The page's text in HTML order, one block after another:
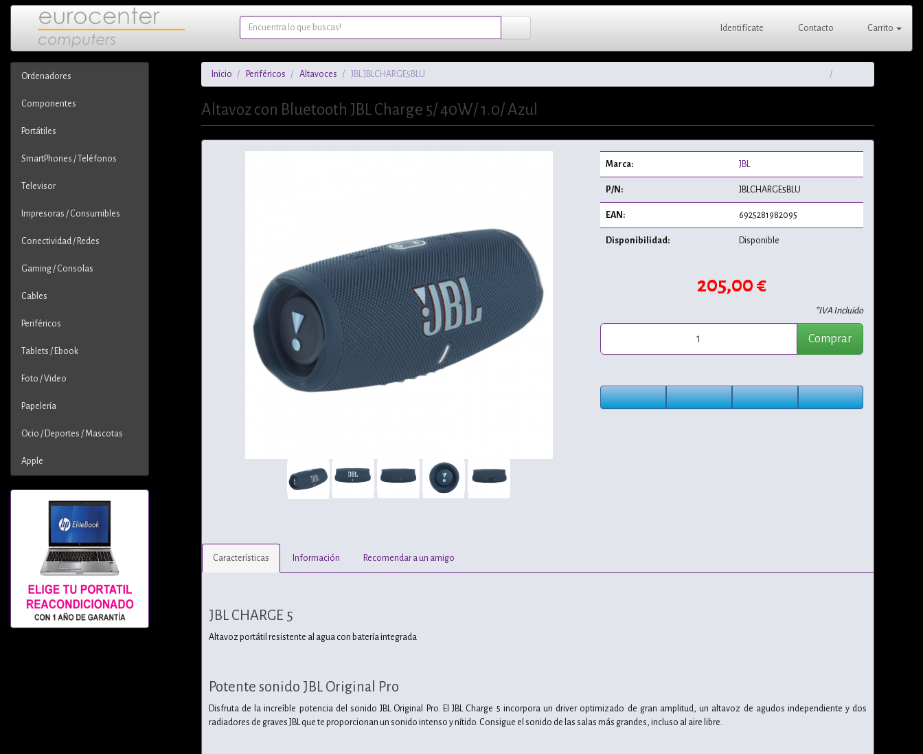
Identifícate Contacto Carrito
Ordenadores
Componentes
Portátiles
SmartPhones / Teléfonos
Televisor
Impresoras / Consumibles
Conectividad / Redes
Gaming / Consolas
Cables
Periféricos
Tablets / Ebook
Foto / Video
Papelería
Ocio / Deportes / Mascotas
Apple
Inicio Periféricos Altavoces JBL JBLCHARGE5BLU
Altavoz con Bluetooth JBL Charge 5/ 40W/ 1.0/ Azul
Marca: JBL
P/N: JBLCHARGE5BLU
EAN: 6925281982095
Disponibilidad: Disponible
205,00 €
*IVA Incluido
Comprar
Características Información Recomendar a un amigo
JBL CHARGE 5
Altavoz portátil resistente al agua con batería integrada
Potente sonido JBL Original Pro
Disfruta de la increíble potencia del sonido JBL Original Pro. El JBL Charge 5 incorpora un driver optimizado de gran amplitud, un altavoz de agudos independiente y dos
radiadores de graves JBL que te proporcionan un sonido intenso y nítido. Consigue el sonido de las salas más grandes, incluso al aire libre.